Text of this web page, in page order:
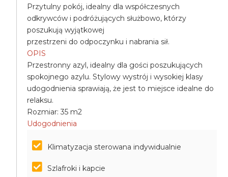
Przytulny pokój, idealny dla współczesnych
odkrywców i podróżujących służbowo, którzy
poszukują wyjątkowej
przestrzeni do odpoczynku i nabrania sił.
OPIS
Przestronny azyl, idealny dla gości poszukujących
spokojnego azylu. Stylowy wystrój i wysokiej klasy
udogodnienia sprawiają, że jest to miejsce idealne do
relaksu.
Rozmiar: 35 m2
Udogodnienia
Klimatyzacja sterowana indywidualnie
Szlafroki i kapcie